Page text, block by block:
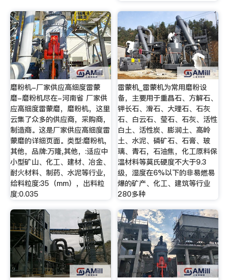
磨粉机-厂家供应高细度雷蒙
磨-磨粉机尽在-河南省 厂家供
应高细度雷蒙磨，磨粉机，这里
云集了众多的供应商，采购商，
制造商。这是厂家供应高细度雷
蒙磨的详细页面。类型:磨粉机,
其他，品牌:万隆,其他，:适应中
小型矿山、化工、建材、冶金、
耐火材料、制药、水泥等行业，
给料粒度:35（mm），出料粒
度:0.035
雷蒙机_雷蒙机为常用磨粉设
备，主要用于重晶石、方解石、
钾长石、滑石、大理石、石灰
石、白云石、莹石、石灰、活性
白土、活性炭、膨润土、高岭
土、水泥、磷矿石、石膏、玻
璃、青石，石油焦，化工原料保
温材料等莫氏硬度不大于9.3
级，湿度在6%以下的非易燃易
爆的矿产、化工、建筑等行业
280多种